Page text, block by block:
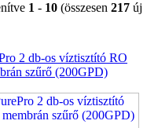
1 - 10 (összesen 217 új
2 db-os víztisztító RO
szűrő (200GPD)